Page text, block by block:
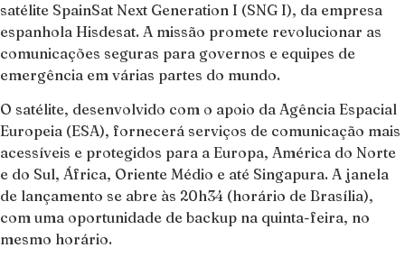
satélite SpainSat Next Generation I (SNG I), da empresa
espanhola Hisdesat. A missão promete revolucionar as
comunicações seguras para governos e equipes de
emergência em várias partes do mundo.
O satélite, desenvolvido com o apoio da Agência Espacial
Europeia (ESA), fornecerá serviços de comunicação mais
acessíveis e protegidos para a Europa, América do Norte
e do Sul, África, Oriente Médio e até Singapura. A janela
de lançamento se abre às 20h34 (horário de Brasília),
com uma oportunidade de backup na quinta-feira, no
mesmo horário.